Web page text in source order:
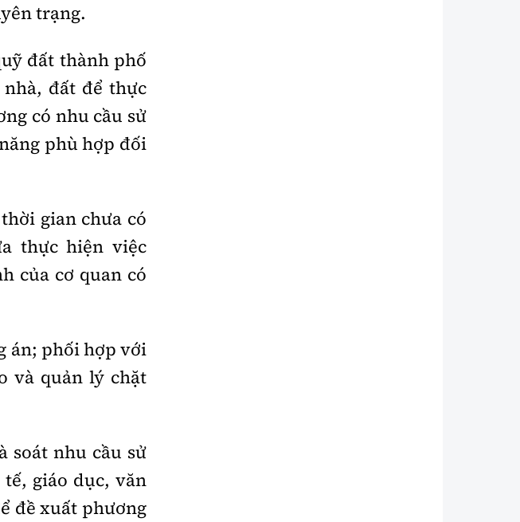
trạng.
đất thành phố
đất để thực
có nhu cầu sử
phù hợp đối
gian chưa có
thực hiện việc
của cơ quan có
án; phối hợp với
và quản lý chặt
soát nhu cầu sử
giáo dục, văn
đề xuất phương